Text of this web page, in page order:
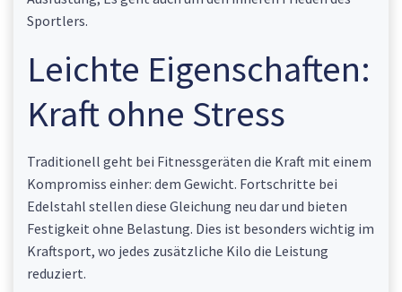
Sportlers.
Leichte Eigenschaften:
Kraft ohne Stress
Traditionell geht bei Fitnessgeräten die Kraft mit einem
Kompromiss einher: dem Gewicht. Fortschritte bei
Edelstahl stellen diese Gleichung neu dar und bieten
Festigkeit ohne Belastung. Dies ist besonders wichtig im
Kraftsport, wo jedes zusätzliche Kilo die Leistung
reduziert.